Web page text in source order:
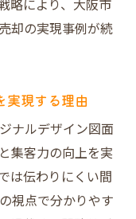
略により、大阪市
却の実現事例が続
実現する理由
ナルデザイン図面
集客力の向上を実
は伝わりにくい間
視点で分かりやす